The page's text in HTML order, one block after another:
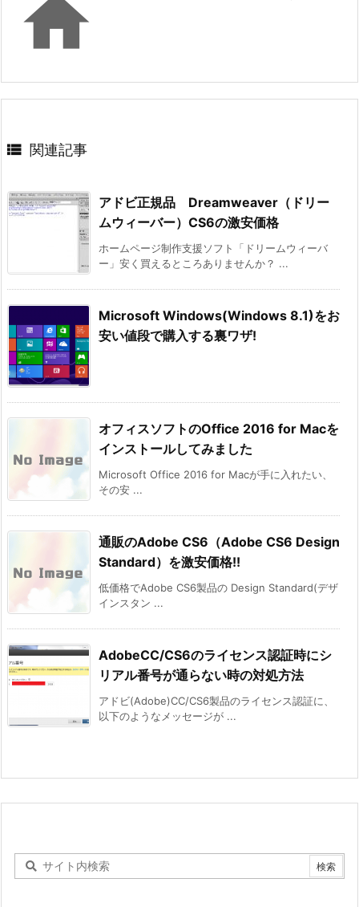

 関連記事
アドビ正規品 Dreamweaver（ドリー
ムウィーバー）CS6の激安価格
ホームページ制作支援ソフト「ドリームウィーバ
ー」安く買えるところありませんか？ ...
Microsoft Windows(Windows 8.1)をお
安い値段で購入する裏ワザ!
オフィスソフトのOffice 2016 for Macを
インストールしてみました
Microsoft Office 2016 for Macが手に入れたい、
その安 ...
通販のAdobe CS6（Adobe CS6 Design
Standard）を激安価格!!
低価格でAdobe CS6製品の Design Standard(デザ
インスタン ...
AdobeCC/CS6のライセンス認証時にシ
リアル番号が通らない時の対処方法
アドビ(Adobe)CC/CS6製品のライセンス認証に、
以下のようなメッセージが ...